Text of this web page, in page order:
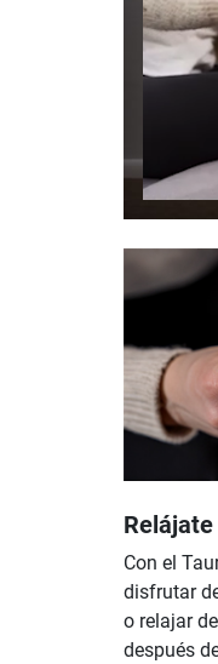
Con el
disfrutar
o relajar
después